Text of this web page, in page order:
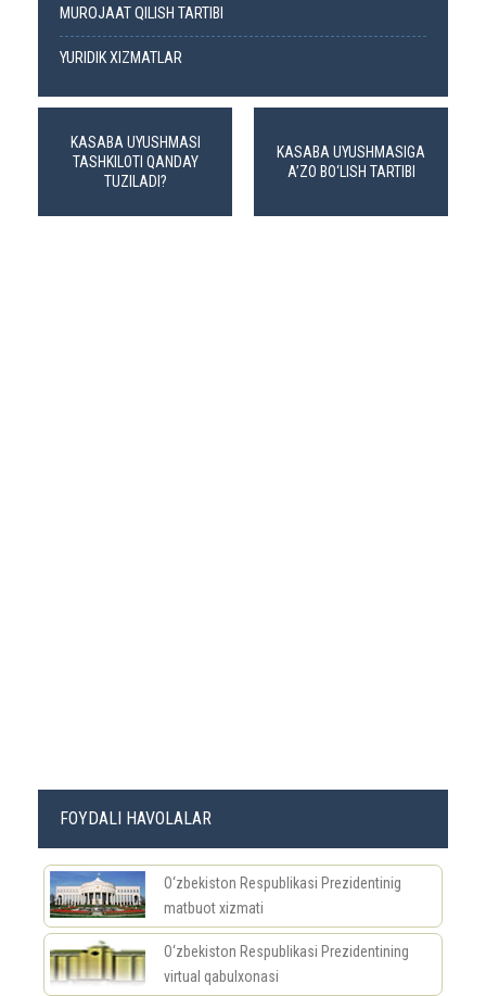
MUROJAAT QILISH TARTIBI
YURIDIK XIZMATLAR
KASABA UYUSHMASI
TASHKILOTI QANDAY
TUZILADI?
KASABA UYUSHMASIGA
A’ZO BO‘LISH TARTIBI
FOYDALI HAVOLALAR
O‘zbekiston Respublikasi Prezidentinig
matbuot xizmati
O‘zbekiston Respublikasi Prezidentining
virtual qabulxonasi